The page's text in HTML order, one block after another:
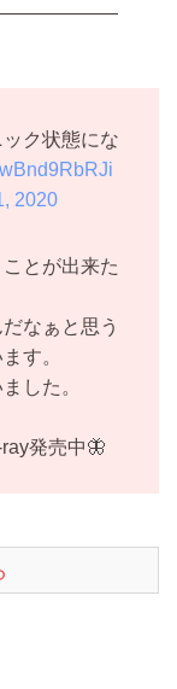
ク状態にな
2020
とが出来た
なぁと思う
す。
した。
発売中🦋